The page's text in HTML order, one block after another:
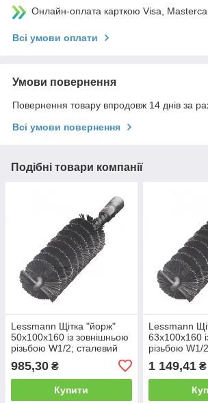
Онлайн-оплата карткою Visa,
Всі умови оплати
Умови повернення
Повернення товару впродовж 14 днів за
Всі умови повернення
Подібні товари компанії
Lessmann Щітка "йорж"
50х100х160 із зовнішньою
різьбою W1/2; сталевий
нержавіючий прямий дріт
0,30 мм
985,30 ₴
Купити
Lessmann
63х100х160
різьбою W1/
0,30 мм
1 149,41₴